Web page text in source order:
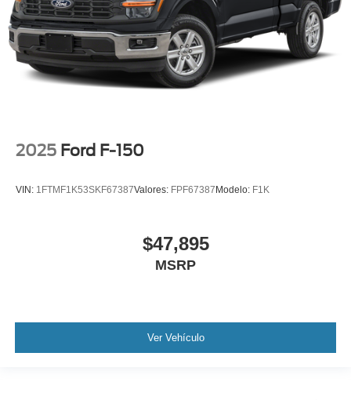
2025 Ford F-150
VIN: 1FTMF1K53SKF67387Valores: FPF67387Modelo: F1K
$47,895
MSRP
Ver Vehículo